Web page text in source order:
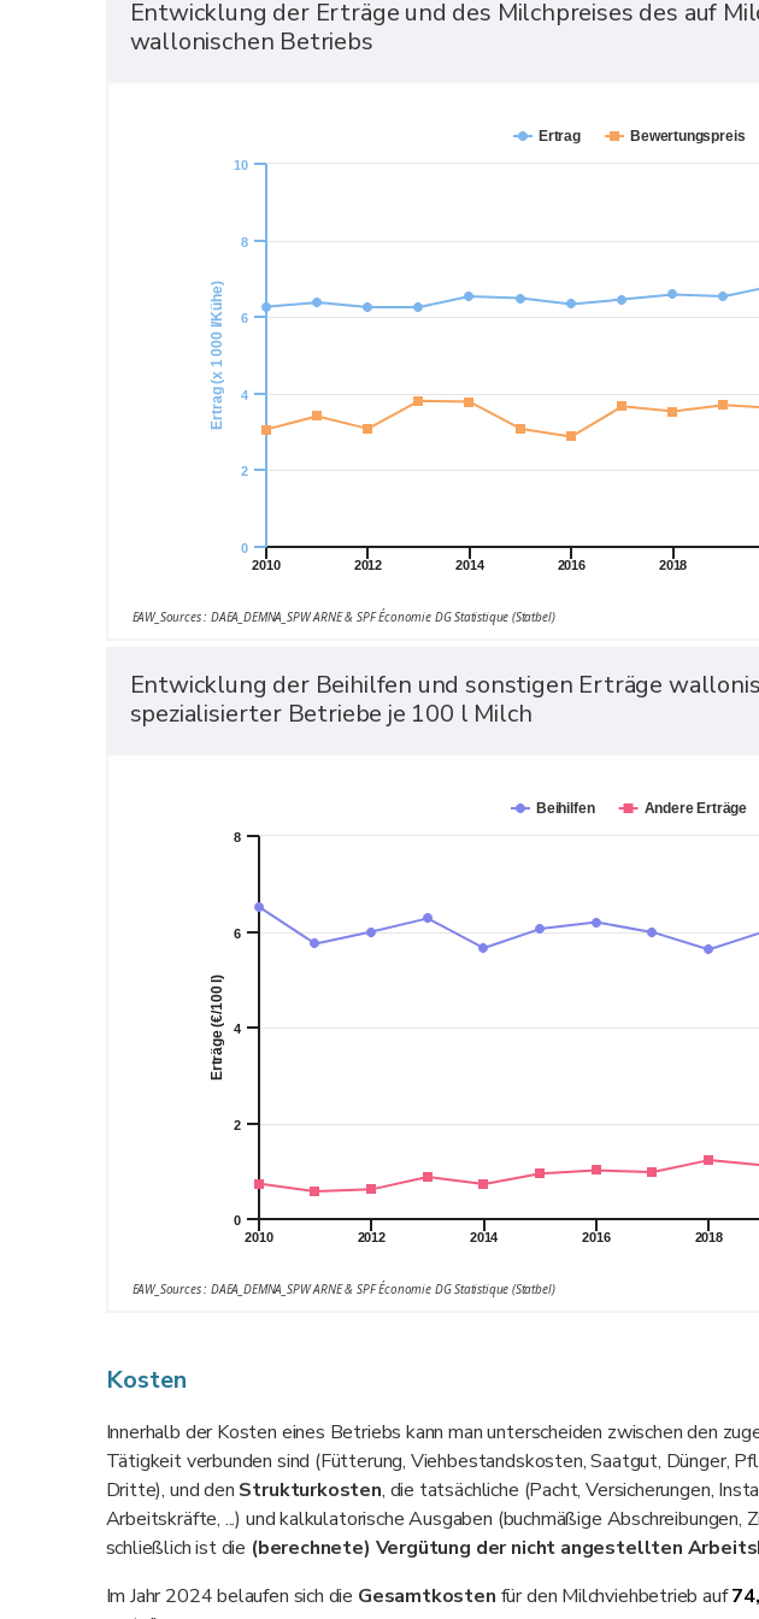
Produktion zu einer Preisexplosion.
Entwicklung der Erträge und des Milchpreises des auf
wallonischen Betriebs
Ertrag (x 1 000 l/Kühe)
Ertrag Bewertungspreis
2010 2012 2014 2016 2018
0
2
4
6
8
10
EAW_Sources : DAEA_DEMNA_SPW ARNE & SPF Économie DG Statistique (Statbel)
Entwicklung der Beihilfen und sonstigen Erträge
spezialisierter Betriebe je 100 l Milch
Erträge (€/100 l)
Beihilfen Andere Erträge
2010 2012 2014 2016 2018
0
2
4
6
8
EAW_Sources : DAEA_DEMNA_SPW ARNE & SPF Économie DG Statistique (Statbel)
Kosten
Innerhalb der Kosten eines Betriebs kann man unterscheiden zwischen den
Tätigkeit verbunden sind (Fütterung, Viehbestandskosten, Saatgut, Dünger,
Dritte), und den Strukturkosten, die tatsächliche (Pacht, Versicherungen,
Arbeitskräfte, ...) und kalkulatorische Ausgaben (buchmäßige
schließlich ist die (berechnete) Vergütung der nicht angestellten
Im Jahr 2024 belaufen sich die Gesamtkosten für den Milchviehbetrieb auf